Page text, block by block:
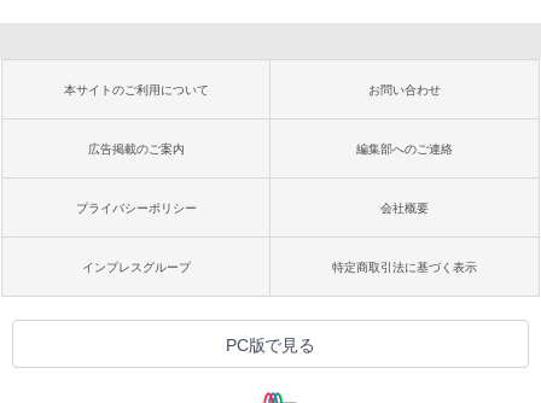
本サイトのご利用について お問い合わせ
広告掲載のご案内 編集部へのご連絡
プライバシーポリシー 会社概要
インプレスグループ 特定商取引法に基づく表示
PC版で見る